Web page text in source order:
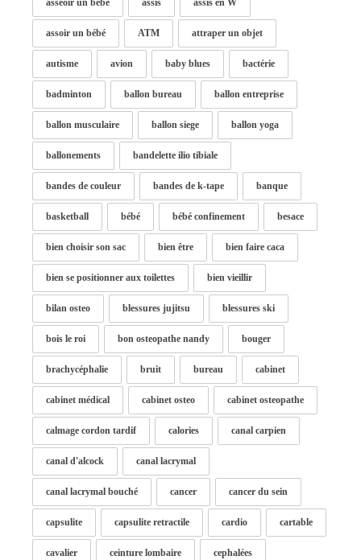
asseoir un bébé assis assis en W
assoir un bébé ATM attraper un objet
autisme avion baby blues bactérie
badminton ballon bureau ballon entreprise
ballon musculaire ballon siege ballon yoga
ballonements bandelette ilio tibiale
bandes de couleur bandes de k-tape banque
basketball bébé bébé confinement besace
bien choisir son sac bien être bien faire caca
bien se positionner aux toilettes bien vieillir
bilan osteo blessures jujitsu blessures ski
bois le roi bon osteopathe nandy bouger
brachycéphalie bruit bureau cabinet
cabinet médical cabinet osteo cabinet osteopathe
calmage cordon tardif calories canal carpien
canal d'alcock canal lacrymal
canal lacrymal bouché cancer cancer du sein
capsulite capsulite retractile cardio cartable
cavalier ceinture lombaire cephalées